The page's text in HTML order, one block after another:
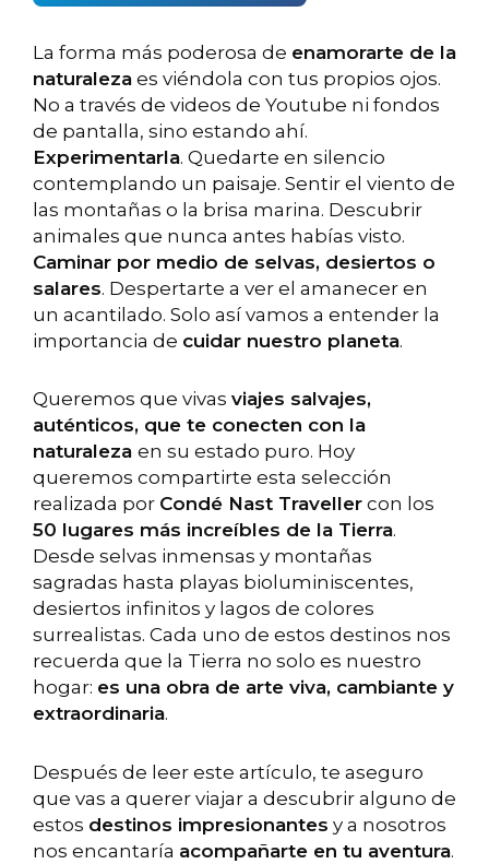
La forma más poderosa de enamorarte de la
naturaleza es viéndola con tus propios ojos.
No a través de videos de Youtube ni fondos
de pantalla, sino estando ahí.
Experimentarla. Quedarte en silencio
contemplando un paisaje. Sentir el viento de
las montañas o la brisa marina. Descubrir
animales que nunca antes habías visto.
Caminar por medio de selvas, desiertos o
salares. Despertarte a ver el amanecer en
un acantilado. Solo así vamos a entender la
importancia de cuidar nuestro planeta.
Queremos que vivas viajes salvajes,
auténticos, que te conecten con la
naturaleza en su estado puro. Hoy
queremos compartirte esta selección
realizada por Condé Nast Traveller con los
50 lugares más increíbles de la Tierra.
Desde selvas inmensas y montañas
sagradas hasta playas bioluminiscentes,
desiertos infinitos y lagos de colores
surrealistas. Cada uno de estos destinos nos
recuerda que la Tierra no solo es nuestro
hogar: es una obra de arte viva, cambiante y
extraordinaria.
Después de leer este artículo, te aseguro
que vas a querer viajar a descubrir alguno de
estos destinos impresionantes y a nosotros
nos encantaría acompañarte en tu aventura.